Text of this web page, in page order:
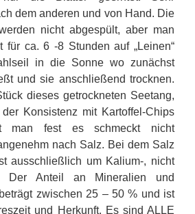
dem anderen und von Hand. Die
nicht abgespült, aber man
für ca. 6 -8 Stunden auf „Leinen“
in die Sonne wo zunächst
und sie anschließend trocknen.
dieses getrockneten Seetang,
Konsistenz mit Kartoffel-Chips
man fest es schmeckt nicht
nach Salz. Bei dem Salz
ausschließlich um Kalium-, nicht
Der Anteil an Mineralien und
zwischen 25 – 50 % und ist
und Herkunft. Es sind ALLE